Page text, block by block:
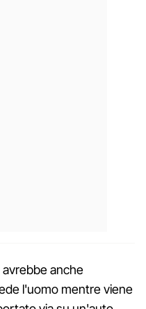
avrebbe anche
l'uomo mentre viene